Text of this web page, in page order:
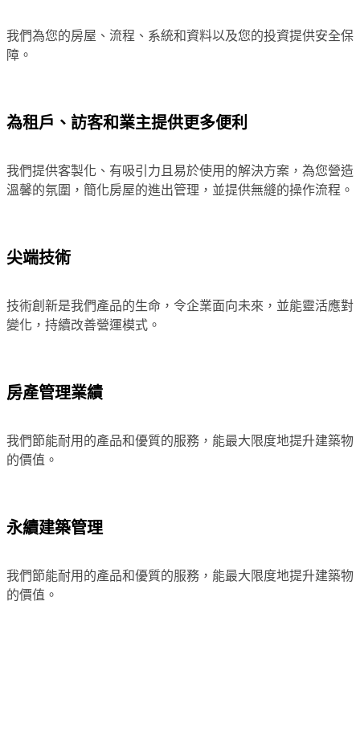
我們為您的房屋、流程、系統和資料以及您的投資提供安全保
障。
為租戶、訪客和業主提供更多便利
我們提供客製化、有吸引力且易於使用的解決方案，為您營造
溫馨的氛圍，簡化房屋的進出管理，並提供無縫的操作流程。
尖端技術
技術創新是我們產品的生命，令企業面向未來，並能靈活應對
變化，持續改善營運模式。
房產管理業績
我們節能耐用的產品和優質的服務，能最大限度地提升建築物
的價值。
永續建築管理
我們節能耐用的產品和優質的服務，能最大限度地提升建築物
的價值。